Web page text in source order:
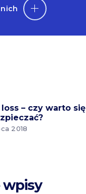
nich
– czy warto się
2018
wpisy